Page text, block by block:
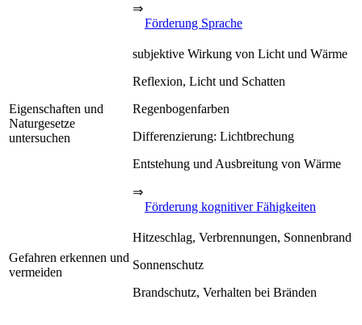
⇒
Förderung Sprache
Eigenschaften und
Naturgesetze
untersuchen
subjektive Wirkung von Licht und Wärme
Reflexion, Licht und Schatten
Regenbogenfarben
Differenzierung: Lichtbrechung
Entstehung und Ausbreitung von Wärme
⇒
Förderung kognitiver Fähigkeiten
Gefahren erkennen und
vermeiden
Hitzeschlag, Verbrennungen, Sonnenbrand
Sonnenschutz
Brandschutz, Verhalten bei Bränden